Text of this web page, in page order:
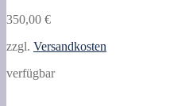
350,00 €
zzgl. Versandkosten
verfügbar